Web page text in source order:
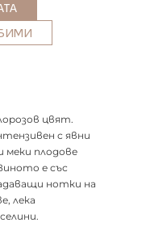
цвят.
с явни
меки плодове
е със
нотки на
лека